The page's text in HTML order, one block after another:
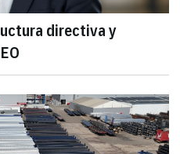
directiva y